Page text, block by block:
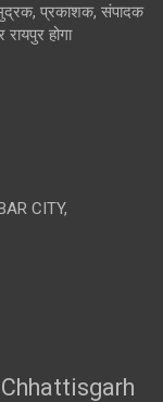
मुद्रक, प्रकाशक, संपादक
रायपुर होगा
CITY,
Chhattisgarh